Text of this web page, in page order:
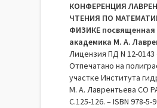
КОНФЕРЕНЦИЯ
ЧТЕНИЯ ПО
ФИЗИКЕ посвященная
академика М. А.
Лицензия ПД N 12-0143
Отпечатано на
участке Института
М. А. Лаврентьева СО
C.125-126. – ISBN 978-5-